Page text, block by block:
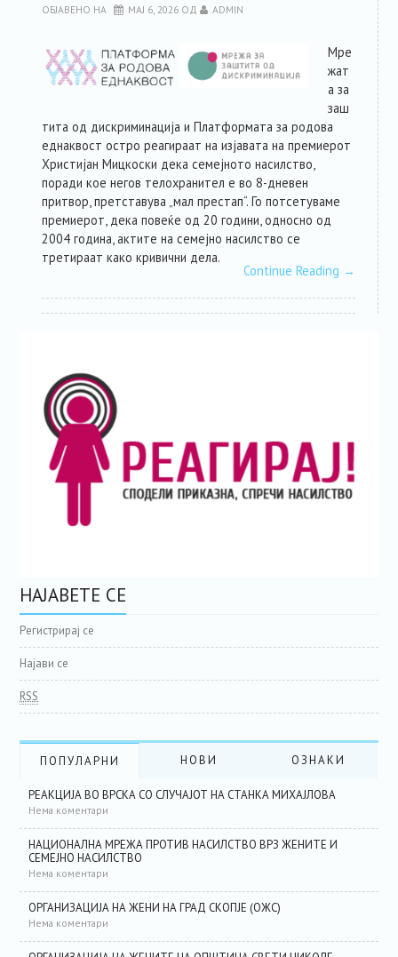
ОБЈАВЕНО НА МАЈ 6, 2026 ОД ADMIN
Мре
жат
а за
заш
тита од дискриминација и Платформата за родова
еднаквост остро реагираат на изјавата на премиерот
Христијан Мицкоски дека семејното насилство,
поради кое негов телохранител е во 8-дневен
притвор, претставува „мал престап“. Го потсетуваме
премиерот, дека повеќе од 20 години, односно од
2004 година, актите на семејно насилство се
третираат како кривични дела.
Continue Reading →
НАЈАВЕТЕ СЕ
Регистрирај се
Најави се
RSS
ПОПУЛАРНИ НОВИ ОЗНАКИ
РЕАКЦИЈА ВО ВРСКА СО СЛУЧАЈОТ НА СТАНКА МИХАЈЛОВА
Нема коментари
НАЦИОНАЛНА МРЕЖА ПРОТИВ НАСИЛСТВО ВРЗ ЖЕНИТЕ И
СЕМЕЈНО НАСИЛСТВО
Нема коментари
ОРГАНИЗАЦИЈА НА ЖЕНИ НА ГРАД СКОПЈЕ (ОЖС)
Нема коментари